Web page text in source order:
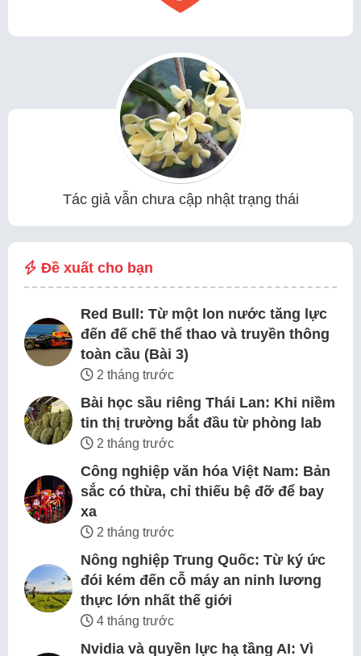
Tác giả vẫn chưa cập nhật trạng thái
Đề xuất cho bạn
Red Bull: Từ một lon nước tăng lực
đến đế chế thể thao và truyền thông
toàn cầu (Bài 3)
2 tháng trước
Bài học sầu riêng Thái Lan: Khi niềm
tin thị trường bắt đầu từ phòng lab
2 tháng trước
Công nghiệp văn hóa Việt Nam: Bản
sắc có thừa, chỉ thiếu bệ đỡ để bay
xa
2 tháng trước
Nông nghiệp Trung Quốc: Từ ký ức
đói kém đến cỗ máy an ninh lương
thực lớn nhất thế giới
4 tháng trước
Nvidia và quyền lực hạ tầng AI: Vì